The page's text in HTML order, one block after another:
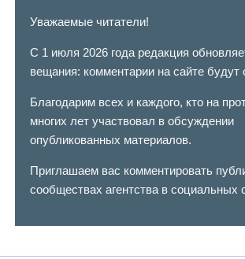
Уважаемые читатели!
С 1 июля 2026 года редакция
вещания: комментарии на сайте будут
Благодарим всех и каждого, кто на
многих лет участвовал в обсуждении
опубликованных материалов.
Приглашаем вас комментировать
сообществах агентства в социальных